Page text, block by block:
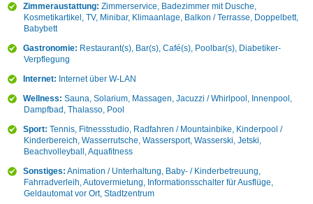
Zimmeraustattung: Zimmerservice, Badezimmer mit Dusche,
Kosmetikartikel, TV, Minibar, Klimaanlage, Balkon / Terrasse, Doppelbett,
Babybett
Gastronomie: Restaurant(s), Bar(s), Café(s), Poolbar(s), Diabetiker-
Verpflegung
Internet: Internet über W-LAN
Wellness: Sauna, Solarium, Massagen, Jacuzzi / Whirlpool, Innenpool,
Dampfbad, Thalasso, Pool
Sport: Tennis, Fitnessstudio, Radfahren / Mountainbike, Kinderpool /
Kinderbereich, Wasserrutsche, Wassersport, Wasserski, Jetski,
Beachvolleyball, Aquafitness
Sonstiges: Animation / Unterhaltung, Baby- / Kinderbetreuung,
Fahrradverleih, Autovermietung, Informationsschalter für Ausflüge,
Geldautomat vor Ort, Stadtzentrum